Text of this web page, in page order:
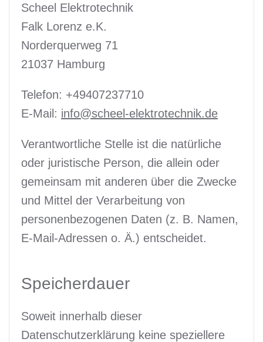
Scheel Elektrotechnik
Falk Lorenz e.K.
Norderquerweg 71
21037 Hamburg
Telefon: +49407237710
E-Mail: info@scheel-elektrotechnik.de
Verantwortliche Stelle ist die natürliche
oder juristische Person, die allein oder
gemeinsam mit anderen über die Zwecke
und Mittel der Verarbeitung von
personenbezogenen Daten (z. B. Namen,
E-Mail-Adressen o. Ä.) entscheidet.
Speicherdauer
Soweit innerhalb dieser
Datenschutzerklärung keine speziellere